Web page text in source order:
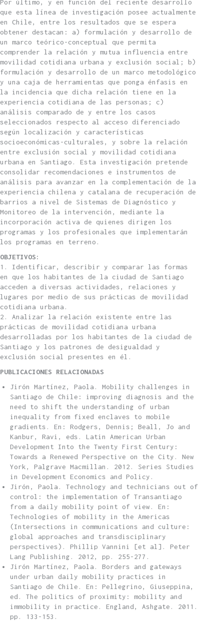
Por último, y en función del reciente desarrollo
que esta línea de investigación posee actualmente
en Chile, entre los resultados que se espera
obtener destacan: a) formulación y desarrollo de
un marco teórico-conceptual que permita
comprender la relación y mutua influencia entre
movilidad cotidiana urbana y exclusión social; b)
formulación y desarrollo de un marco metodológico
y una caja de herramientas que ponga énfasis en
la incidencia que dicha relación tiene en la
experiencia cotidiana de las personas; c)
análisis comparado de y entre los casos
seleccionados respecto al acceso diferenciado
según localización y características
socioeconómicas-culturales, y sobre la relación
entre exclusión social y movilidad cotidiana
urbana en Santiago. Esta investigación pretende
consolidar recomendaciones e instrumentos de
análisis para avanzar en la complementación de la
experiencia chilena y catalana de recuperación de
barrios a nivel de Sistemas de Diagnóstico y
Monitoreo de la intervención, mediante la
incorporación activa de quienes dirigen los
programas y los profesionales que implementarán
los programas en terreno.
OBJETIVOS:
1. Identificar, describir y comparar las formas
en que los habitantes de la ciudad de Santiago
acceden a diversas actividades, relaciones y
lugares por medio de sus prácticas de movilidad
cotidiana urbana.
2. Analizar la relación existente entre las
prácticas de movilidad cotidiana urbana
desarrolladas por los habitantes de la ciudad de
Santiago y los patrones de desigualdad y
exclusión social presentes en él.
PUBLICACIONES RELACIONADAS
Jirón Martínez, Paola. Mobility challenges in
Santiago de Chile: improving diagnosis and the
need to shift the understanding of urban
inequality from fixed enclaves to mobile
gradients. En: Rodgers, Dennis; Beall, Jo and
Kanbur, Ravi, eds. Latin American Urban
Development Into the Twenty First Century:
Towards a Renewed Perspective on the City. New
York, Palgrave Macmillan. 2012. Series Studies
in Development Economics and Policy.
Jirón, Paola. Technology and technicians out of
control: the implementation of Transantiago
from a daily mobility point of view. En:
Technologies of mobility in the Americas
(Intersections in communications and culture:
global approaches and transdisciplinary
perspectives). Phillip Vannini [et al]. Peter
Lang Publishing. 2012, pp. 255-277.
Jirón Martínez, Paola. Borders and gateways
under urban daily mobility practices in
Santiago de Chile. En: Pellegrino, Giuseppina,
ed. The politics of proximity: mobility and
immobility in practice. England, Ashgate. 2011.
pp. 133-153.